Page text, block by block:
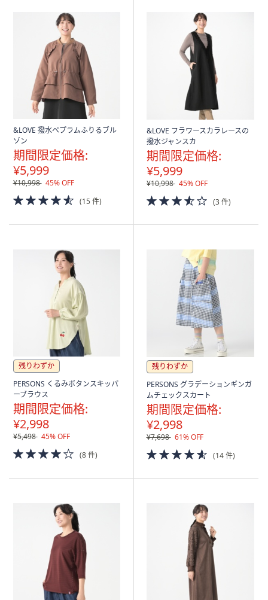
&LOVE 撥水ペプラムふりるブル
ゾン
期間限定価格:
¥5,999
¥10,998 45% OFF
4.5
of
(15 件)
&LOVE フラワースカラレースの
撥水ジャンスカ
期間限定価格:
¥5,999
¥10,998 45% OFF
3.5
of
(3 件)
残りわずか
PERSONS くるみボタンスキッパ
ーブラウス
期間限定価格:
¥2,998
¥5,498 45% OFF
4.0
of
(8 件)
残りわずか
PERSONS グラデーションギンガ
ムチェックスカート
期間限定価格:
¥2,998
¥7,698 61% OFF
4.5
of
(14 件)